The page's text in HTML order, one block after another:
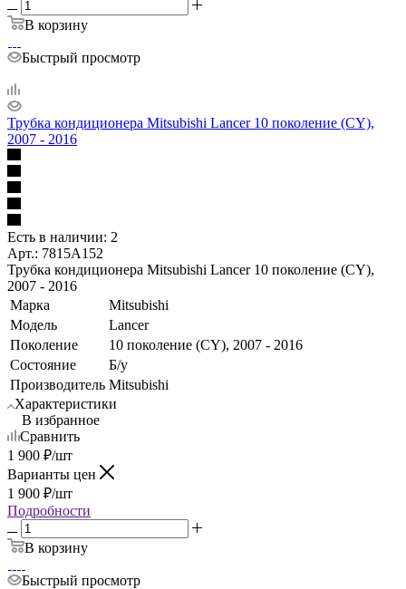
В корзину
Быстрый просмотр
Трубка кондиционера Mitsubishi Lancer 10 поколение (CY),
2007 - 2016
Есть в наличии: 2
Арт.: 7815A152
Трубка кондиционера Mitsubishi Lancer 10 поколение (CY),
2007 - 2016
Марка
Mitsubishi
Модель
Lancer
Поколение
10 поколение (CY), 2007 - 2016
Состояние
Б/у
Производитель Mitsubishi
Характеристики
В избранное
Сравнить
1 900 ₽/шт
Варианты цен
1 900 ₽/шт
Подробности
В корзину
Быстрый просмотр